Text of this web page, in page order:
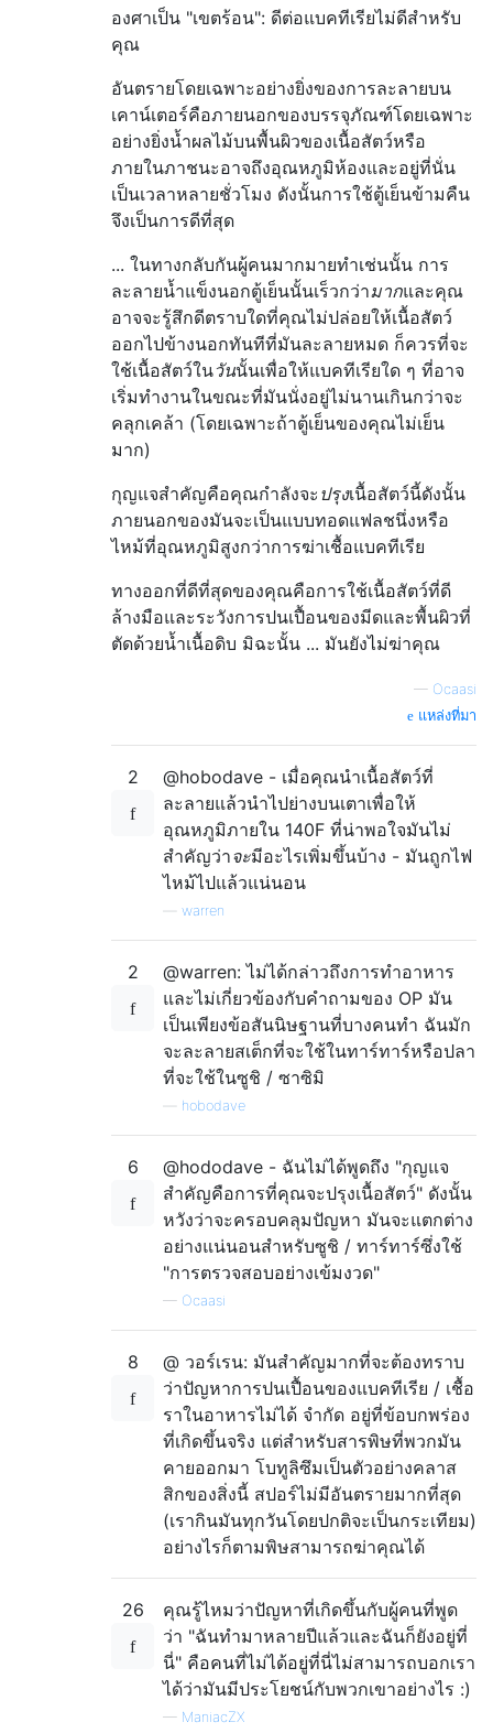
องศาเป็น "เขตร้อน": ดีต่อแบคทีเรียไม่ดีสำหรับ
คุณ
อันตรายโดยเฉพาะอย่างยิ่งของการละลายบน
เคาน์เตอร์คือภายนอกของบรรจุภัณฑ์โดยเฉพาะ
อย่างยิ่งน้ำผลไม้บนพื้นผิวของเนื้อสัตว์หรือ
ภายในภาชนะอาจถึงอุณหภูมิห้องและอยู่ที่นั่น
เป็นเวลาหลายชั่วโมง ดังนั้นการใช้ตู้เย็นข้ามคืน
จึงเป็นการดีที่สุด
... ในทางกลับกันผู้คนมากมายทำเช่นนั้น การ
ละลายน้ำแข็งนอกตู้เย็นนั้นเร็วกว่ามากและคุณ
อาจจะรู้สึกดีตราบใดที่คุณไม่ปล่อยให้เนื้อสัตว์
ออกไปข้างนอกทันทีที่มันละลายหมด ก็ควรที่จะ
ใช้เนื้อสัตว์ในวันนั้นเพื่อให้แบคทีเรียใด ๆ ที่อาจ
เริ่มทำงานในขณะที่มันนั่งอยู่ไม่นานเกินกว่าจะ
คลุกเคล้า (โดยเฉพาะถ้าตู้เย็นของคุณไม่เย็น
มาก)
กุญแจสำคัญคือคุณกำลังจะ ปรุงเนื้อสัตว์นี้ดังนั้น
ภายนอกของมันจะเป็นแบบทอดแฟลชนึ่งหรือ
ไหม้ที่อุณหภูมิสูงกว่าการฆ่าเชื้อแบคทีเรีย
ทางออกที่ดีที่สุดของคุณคือการใช้เนื้อสัตว์ที่ดี
ล้างมือและระวังการปนเปื้อนของมีดและพื้นผิวที่
ตัดด้วยน้ำเนื้อดิบ มิฉะนั้น ... มันยังไม่ฆ่าคุณ
— Ocaasi
แหล่งที่มา
2
@hobodave - เมื่อคุณนำเนื้อสัตว์ที่
ละลายแล้วนำไปย่างบนเตาเพื่อให้
อุณหภูมิภายใน 140F ที่น่าพอใจมันไม่
สำคัญว่าจะมีอะไรเพิ่มขึ้นบ้าง - มันถูกไฟ
ไหม้ไปแล้วแน่นอน
warren
2
@warren: ไม่ได้กล่าวถึงการทำอาหาร
และไม่เกี่ยวข้องกับคำถามของ OP มัน
เป็นเพียงข้อสันนิษฐานที่บางคนทำ ฉันมัก
จะละลายสเต็กที่จะใช้ในทาร์ทาร์หรือปลา
ที่จะใช้ในซูชิ / ซาซิมิ
hobodave
6
@hododave - ฉันไม่ได้พูดถึง "กุญแจ
สำคัญคือการที่คุณจะปรุงเนื้อสัตว์" ดังนั้น
หวังว่าจะครอบคลุมปัญหา มันจะแตกต่าง
อย่างแน่นอนสำหรับซูชิ / ทาร์ทาร์ซึ่งใช้
"การตรวจสอบอย่างเข้มงวด"
— Ocaasi
8
@ วอร์เรน: มันสำคัญมากที่จะต้องทราบ
ว่าปัญหาการปนเปื้อนของแบคทีเรีย / เชื้อ
ราในอาหารไม่ได้ จำกัด อยู่ที่ข้อบกพร่อง
ที่เกิดขึ้นจริง แต่สำหรับสารพิษที่พวกมัน
คายออกมา โบทูลิซึมเป็นตัวอย่างคลาส
สิกของสิ่งนี้ สปอร์ไม่มีอันตรายมากที่สุด
(เรากินมันทุกวันโดยปกติจะเป็นกระเทียม)
อย่างไรก็ตามพิษสามารถฆ่าคุณได้
26
คุณรู้ไหมว่าปัญหาที่เกิดขึ้นกับผู้คนที่พูด
ว่า "ฉันทำมาหลายปีแล้วและฉันก็ยังอยู่ที่
นี่" คือคนที่ไม่ได้อยู่ที่นี่ไม่สามารถบอกเรา
ได้ว่ามันมีประโยชน์กับพวกเขาอย่างไร :)
— ManiacZX